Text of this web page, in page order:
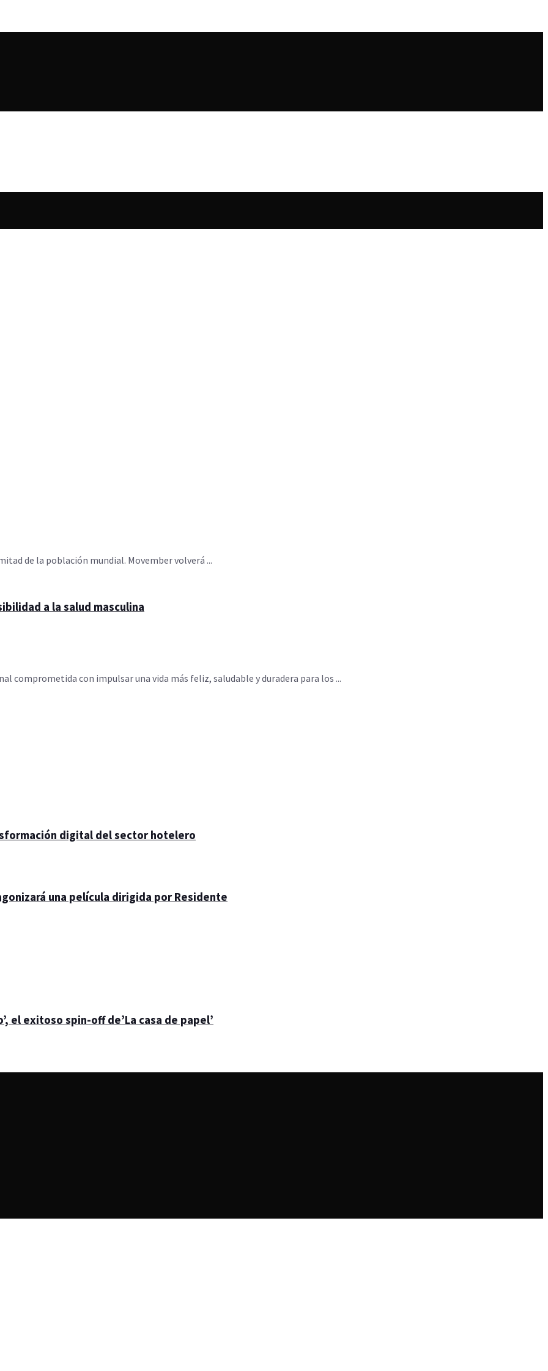
de la población mundial. Movember volverá ...
a la salud masculina
comprometida con impulsar una vida más feliz, saludable y duradera para los ...
digital del sector hotelero
una película dirigida por Residente
el exitoso spin-off de’La casa de papel’